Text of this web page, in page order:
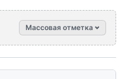
Массовая отметка